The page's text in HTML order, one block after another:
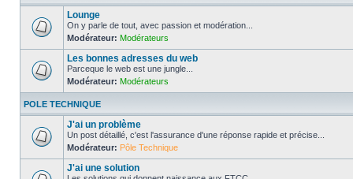
Lounge
On y parle de tout, avec passion et modération...
Modérateur: Modérateurs
Les bonnes adresses du web
Parceque le web est une jungle...
Modérateur: Modérateurs
POLE TECHNIQUE
J'ai un problème
Un post détaillé, c'est l'assurance d'une réponse rapide et précise...
Modérateur: Pôle Technique
J'ai une solution